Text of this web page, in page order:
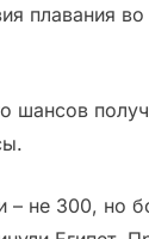
плавания
шансов
– не 300, но